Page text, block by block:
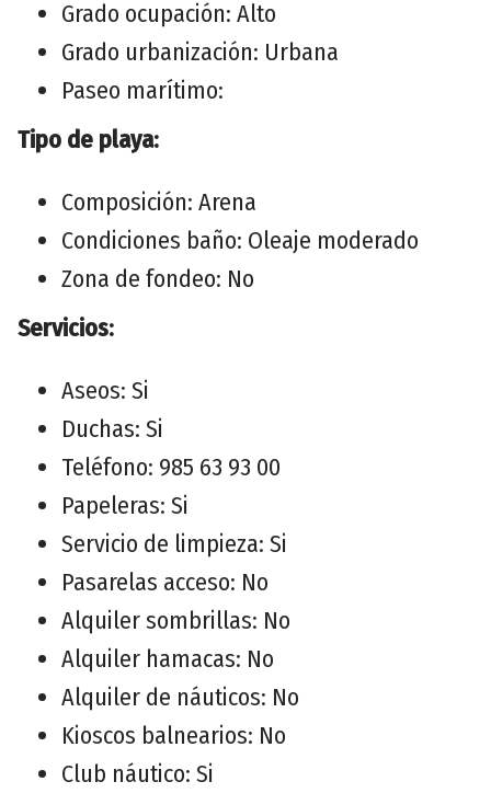
Grado ocupación: Alto
Grado urbanización: Urbana
Paseo marítimo:
Tipo de playa:
Composición: Arena
Condiciones baño: Oleaje moderado
Zona de fondeo: No
Servicios:
Aseos: Si
Duchas: Si
Teléfono: 985 63 93 00
Papeleras: Si
Servicio de limpieza: Si
Pasarelas acceso: No
Alquiler sombrillas: No
Alquiler hamacas: No
Alquiler de náuticos: No
Kioscos balnearios: No
Club náutico: Si